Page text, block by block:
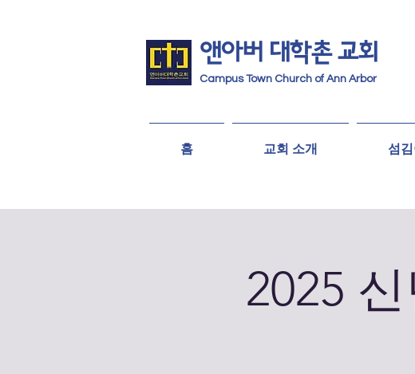
앤아버 ​ 대학촌 교회
Campus Town Church of Ann Arbor
홈 교회 소개 섬
2025